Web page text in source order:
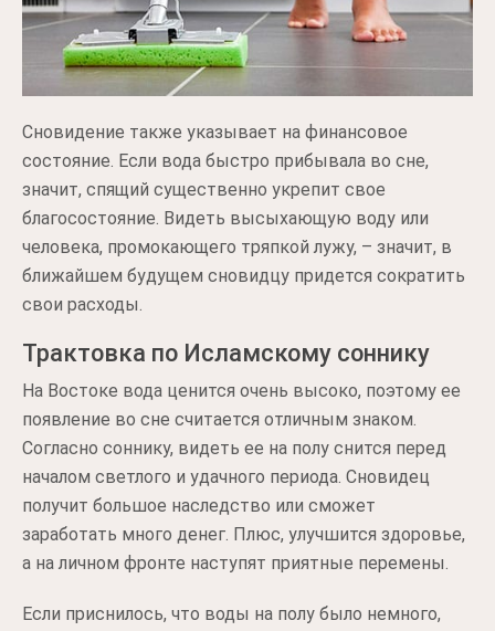
Сновидение также указывает на финансовое
состояние. Если вода быстро прибывала во сне,
значит, спящий существенно укрепит свое
благосостояние. Видеть высыхающую воду или
человека, промокающего тряпкой лужу, – значит, в
ближайшем будущем сновидцу придется сократить
свои расходы.
Трактовка по Исламскому соннику
На Востоке вода ценится очень высоко, поэтому ее
появление во сне считается отличным знаком.
Согласно соннику, видеть ее на полу снится перед
началом светлого и удачного периода. Сновидец
получит большое наследство или сможет
заработать много денег. Плюс, улучшится здоровье,
а на личном фронте наступят приятные перемены.
Если приснилось, что воды на полу было немного,